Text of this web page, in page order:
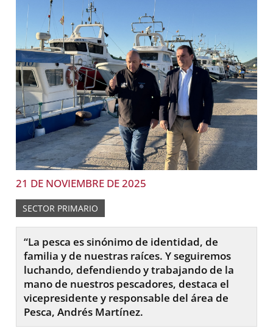
21 DE NOVIEMBRE DE 2025
SECTOR PRIMARIO
“La pesca es sinónimo de identidad, de
familia y de nuestras raíces. Y seguiremos
luchando, defendiendo y trabajando de la
mano de nuestros pescadores, destaca el
vicepresidente y responsable del área de
Pesca, Andrés Martínez.